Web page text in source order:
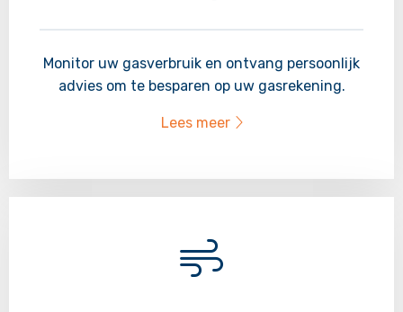
Monitor uw gasverbruik en ontvang persoonlijk
advies om te besparen op uw gasrekening.
Lees meer
meer
over